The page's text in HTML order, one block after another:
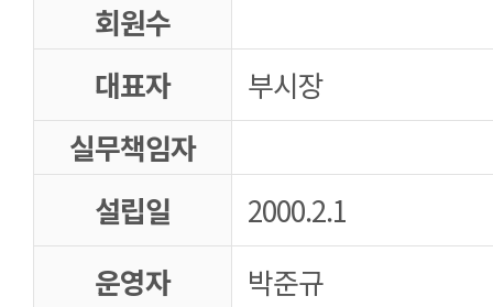
회원수
대표자
부시장
실무책임자
설립일
2000.2.1
운영자
박준규